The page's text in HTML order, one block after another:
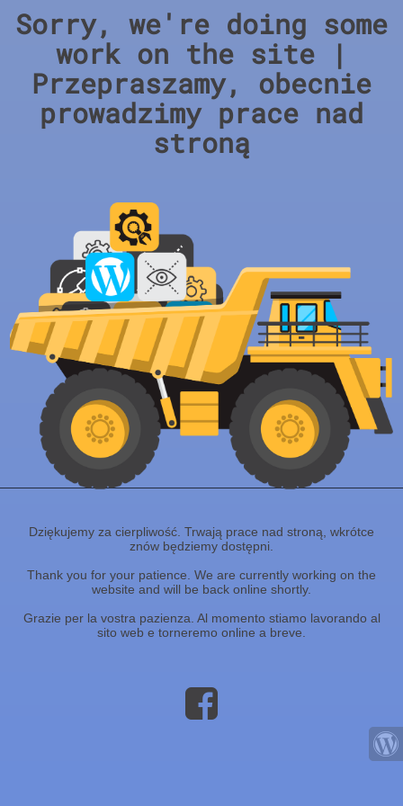
Sorry, we're doing some
work on the site |
Przepraszamy, obecnie
prowadzimy prace nad
stroną
Dziękujemy za cierpliwość. Trwają prace nad stroną, wkrótce
znów będziemy dostępni.
Thank you for your patience. We are currently working on the
website and will be back online shortly.
Grazie per la vostra pazienza. Al momento stiamo lavorando al
sito web e torneremo online a breve.